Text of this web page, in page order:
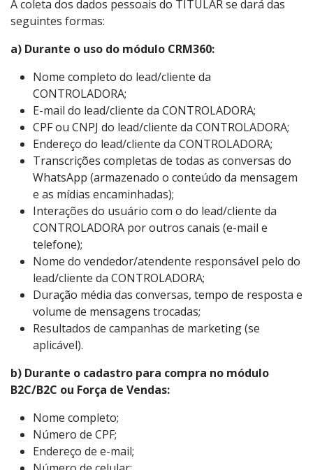
A coleta dos dados pessoais do TITULAR se dará das
seguintes formas:
a) Durante o uso do módulo CRM360:
Nome completo do lead/cliente da
CONTROLADORA;
E-mail do lead/cliente da CONTROLADORA;
CPF ou CNPJ do lead/cliente da CONTROLADORA;
Endereço do lead/cliente da CONTROLADORA;
Transcrições completas de todas as conversas do
WhatsApp (armazenado o conteúdo da mensagem
e as mídias encaminhadas);
Interações do usuário com o do lead/cliente da
CONTROLADORA por outros canais (e-mail e
telefone);
Nome do vendedor/atendente responsável pelo do
lead/cliente da CONTROLADORA;
Duração média das conversas, tempo de resposta e
volume de mensagens trocadas;
Resultados de campanhas de marketing (se
aplicável).
b) Durante o cadastro para compra no módulo
B2C/B2C ou Força de Vendas:
Nome completo;
Número de CPF;
Endereço de e-mail;